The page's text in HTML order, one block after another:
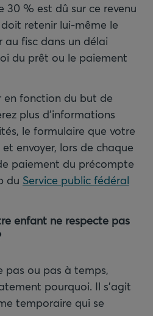
% est dû sur ce revenu
retenir lui-même le
au fisc dans un délai
du prêt ou le paiement
en fonction du but de
plus d’informations
le formulaire que votre
envoyer, lors de chaque
paiement du précompte
du Service public fédéral
enfant ne respecte pas
pas ou pas à temps,
pourquoi. Il s’agit
temporaire qui se